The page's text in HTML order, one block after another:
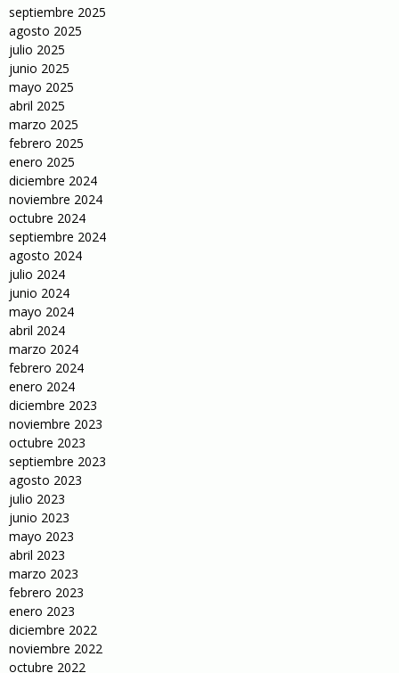
septiembre 2025
agosto 2025
julio 2025
junio 2025
mayo 2025
abril 2025
marzo 2025
febrero 2025
enero 2025
diciembre 2024
noviembre 2024
octubre 2024
septiembre 2024
agosto 2024
julio 2024
junio 2024
mayo 2024
abril 2024
marzo 2024
febrero 2024
enero 2024
diciembre 2023
noviembre 2023
octubre 2023
septiembre 2023
agosto 2023
julio 2023
junio 2023
mayo 2023
abril 2023
marzo 2023
febrero 2023
enero 2023
diciembre 2022
noviembre 2022
octubre 2022